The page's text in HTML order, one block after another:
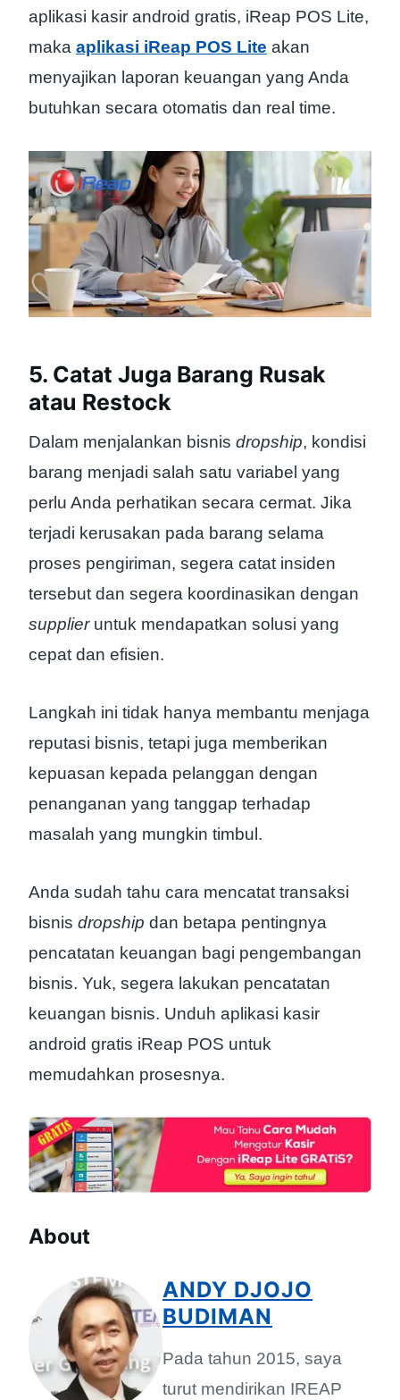
aplikasi kasir android gratis, iReap POS Lite,
maka aplikasi iReap POS Lite akan
menyajikan laporan keuangan yang Anda
butuhkan secara otomatis dan real time.
5. Catat Juga Barang Rusak
atau Restock
Dalam menjalankan bisnis dropship, kondisi
barang menjadi salah satu variabel yang
perlu Anda perhatikan secara cermat. Jika
terjadi kerusakan pada barang selama
proses pengiriman, segera catat insiden
tersebut dan segera koordinasikan dengan
supplieruntuk mendapatkan solusi yang
cepat dan efisien.
Langkah ini tidak hanya membantu menjaga
reputasi bisnis, tetapi juga memberikan
kepuasan kepada pelanggan dengan
penanganan yang tanggap terhadap
masalah yang mungkin timbul.
Anda sudah tahu cara mencatat transaksi
bisnis dropship dan betapa pentingnya
pencatatan keuangan bagi pengembangan
bisnis. Yuk, segera lakukan pencatatan
keuangan bisnis. Unduh aplikasi kasir
android gratis iReap POS untuk
memudahkan prosesnya.
About
ANDY DJOJO
BUDIMAN
Pada tahun 2015, saya
turut mendirikan IREAP